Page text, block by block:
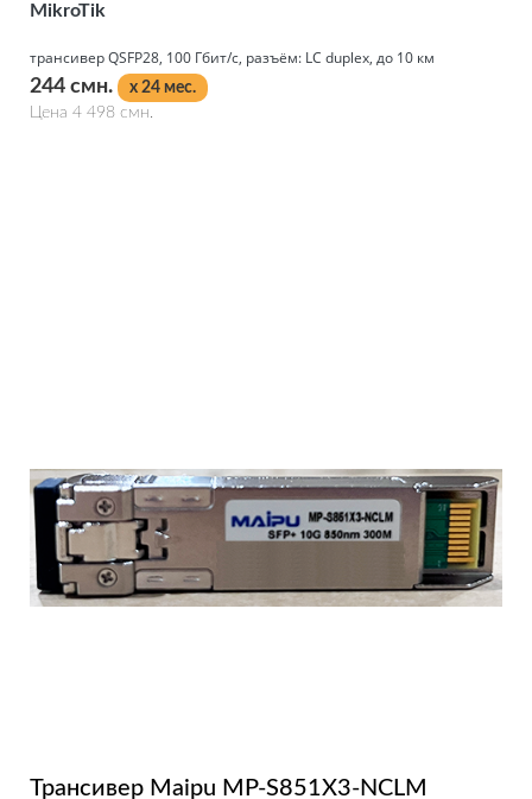
MikroTik
трансивер QSFP28, 100 Гбит/с, разъём: LC duplex, до 10 км
244 смн.
x 24 мес.
Цена 4 498 смн.
Трансивер Maipu MP-S851X3-NCLM